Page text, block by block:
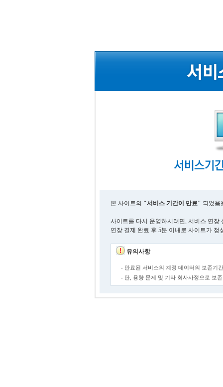
본 사이트의 "서비스 기간이 만료" 되었음
사이트를 다시 운영하시려면, 서비스 연장
연장 결제 완료 후 5분 이내로 사이트가 정
유의사항
- 만료된 서비스의 계정 데이터의 보존기
- 단, 용량 문제 및 기타 회사사정으로 보